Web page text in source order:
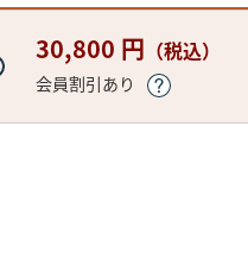
30,800 円 （税込）
会員割引あり